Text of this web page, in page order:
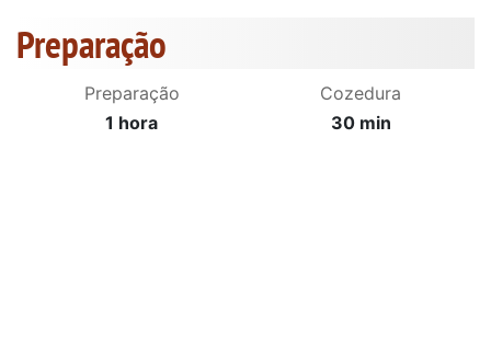
Preparação
Preparação
1 hora
Cozedura
30 min